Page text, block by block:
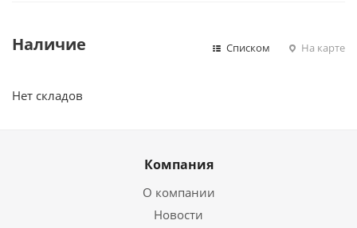
Наличие Списком На карте
Нет складов
Компания
О компании
Новости